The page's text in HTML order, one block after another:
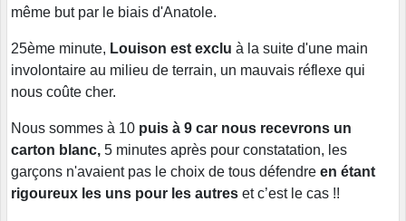
même but par le biais d'Anatole.
25ème minute, Louison est exclu à la suite d'une main
involontaire au milieu de terrain, un mauvais réflexe qui
nous coûte cher.
Nous sommes à 10 puis à 9 car nous recevrons un
carton blanc, 5 minutes après pour constatation, les
garçons n'avaient pas le choix de tous défendre en étant
rigoureux les uns pour les autres et c’est le cas !!